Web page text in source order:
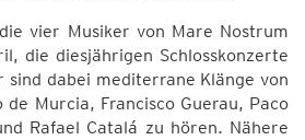
vier Musiker von Mare Nostrum
die diesjährigen Schlosskonzerte
sind dabei mediterrane Klänge von
de Murcia, Francisco Guerau, Paco
Rafael Catalá zu hören. Nähere